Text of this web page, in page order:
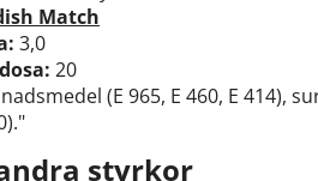
Match
3,0
20
(E 965, E 460, E 414),
styrkor